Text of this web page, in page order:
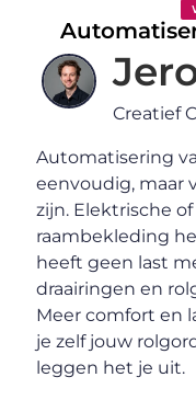
Creatief
Automatisering
eenvoudig, maar
zijn. Elektrische
raambekleding
heeft geen last
draairingen en
Meer comfort en
je zelf jouw
leggen het je uit.